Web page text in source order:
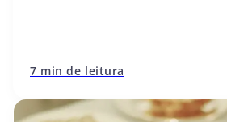
7 min de leitura